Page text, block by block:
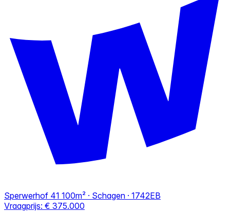
Sperwerhof 41 100m² · Schagen · 1742EB
Vraagprijs: € 375.000